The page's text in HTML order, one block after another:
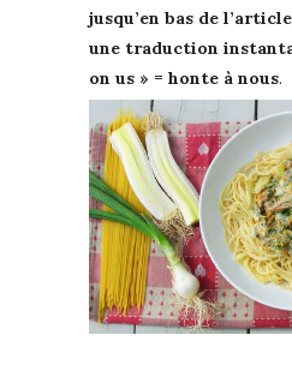
jusqu’en bas de
une traduction
on us » = honte à nous.